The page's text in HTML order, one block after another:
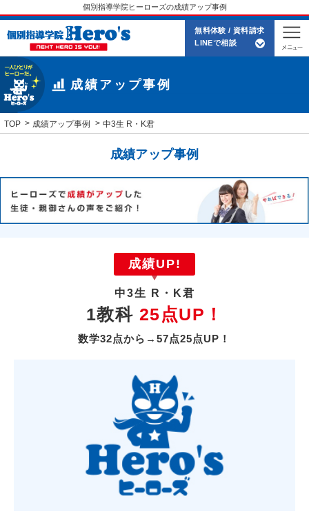
個別指導学院ヒーローズの成績アップ事例
無料体験 / 資料請求
LINEで相談
成績アップ事例
TOP 成績アップ事例 中3生 R・K君
成績アップ事例
成績UP!
中3生 R・K君
1教科 25点UP！
数学32点から→57点25点UP！